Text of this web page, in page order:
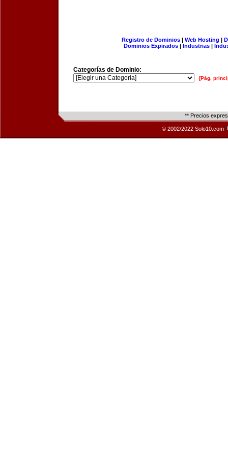
Registro de Dominios| Web Hosting |
Dominios Expirados | Industrias |
Categorías de Dominio:
[Pág.
** Precios
© 2002/2022 Solo10.com